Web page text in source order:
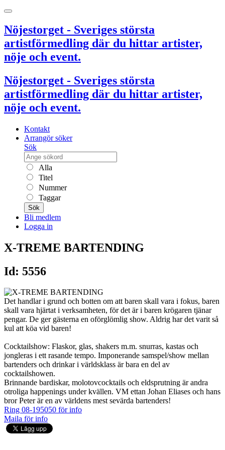
Nöjestorget - Sveriges största
artistförmedling där du hittar artister,
nöje och event.
Nöjestorget - Sveriges största
artistförmedling där du hittar artister,
nöje och event.
Kontakt
Arrangör söker
Sök
Alla
Titel
Nummer
Taggar
Sök
Bli medlem
Logga in
X-TREME BARTENDING
Id: 5556
Det handlar i grund och botten om att baren skall vara i fokus, baren
skall vara hjärtat i verksamheten, för det är i baren krögaren tjänar
pengar. De ger gästerna en oförglömlig show. Aldrig har det varit så
kul att köa vid baren!
Cocktailshow: Flaskor, glas, shakers m.m. snurras, kastas och
jongleras i ett rasande tempo. Imponerande samspel/show mellan
bartenders och drinkar i världsklass är bara en del av
cocktailshowen.
Brinnande bardiskar, molotovcocktails och eldsprutning är andra
otroliga happenings under kvällen. VM ettan Johan Eliases och hans
bror Peter är en av världens mest sevärda bartenders!
Ring 08-195050 för info
Maila för info